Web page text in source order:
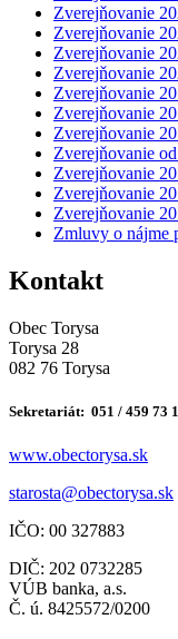
Zverejňovanie
Zverejňovanie
Zverejňovanie
Zverejňovanie
Zverejňovanie
Zverejňovanie
Zverejňovanie
Zverejňovanie
Zverejňovanie
Zverejňovanie
Zverejňovanie
Zmluvy o nájme
Kontakt
Obec Torysa
Torysa 28
082 76 Torysa
Sekretariát: 051 / 459 73
www.obectorysa.sk
starosta@obectorysa.sk
IČO: 00 327883
DIČ: 202 0732285
VÚB banka, a.s.
Č. ú. 8425572/0200